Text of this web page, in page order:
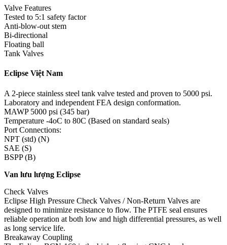
Valve Features
Tested to 5:1 safety factor
Anti-blow-out stem
Bi-directional
Floating ball
Tank Valves
Eclipse Việt Nam
A 2-piece stainless steel tank valve tested and proven to 5000 psi.
Laboratory and independent FEA design conformation.
MAWP 5000 psi (345 bar)
Temperature -4oC to 80C (Based on standard seals)
Port Connections:
NPT (std) (N)
SAE (S)
BSPP (B)
Van lưu lượng Eclipse
Check Valves
Eclipse High Pressure Check Valves / Non-Return Valves are
designed to minimize resistance to flow. The PTFE seal ensures
reliable operation at both low and high differential pressures, as well
as long service life.
Breakaway Coupling